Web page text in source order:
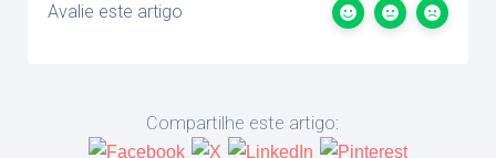
Avalie este artigo
Compartilhe este artigo: